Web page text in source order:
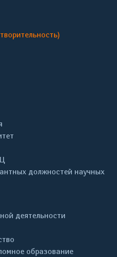
должностей научных
деятельности
образование